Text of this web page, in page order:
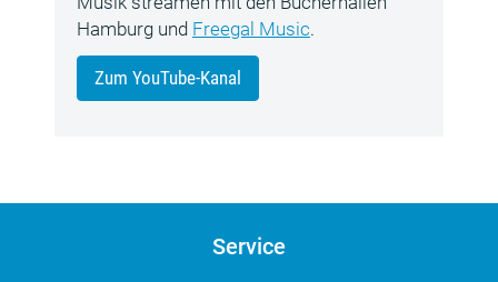
Hamburg und Freegal Music.
Zum YouTube-Kanal
Service